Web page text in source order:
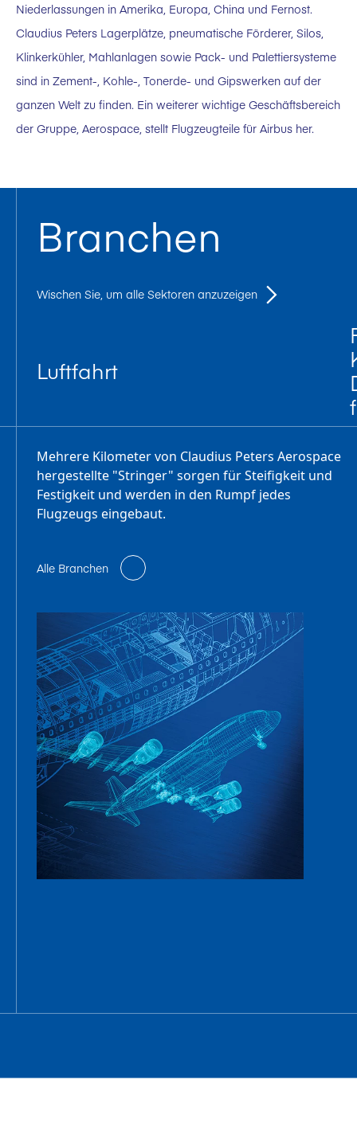
Niederlassungen in Amerika, Europa, China und Fernost.
Claudius Peters Lagerplätze, pneumatische Förderer, Silos,
Klinkerkühler, Mahlanlagen sowie Pack- und Palettiersysteme
sind in Zement-, Kohle-, Tonerde- und Gipswerken auf der
ganzen Welt zu finden. Ein weiterer wichtige Geschäftsbereich
der Gruppe, Aerospace, stellt Flugzeugteile für Airbus her.
Branchen
Wischen Sie, um alle Sektoren anzuzeigen
Luftfahrt
Mehrere Kilometer von Claudius Peters Aerospace
hergestellte "Stringer" sorgen für Steifigkeit und
Festigkeit und werden in den Rumpf jedes
Flugzeugs eingebaut.
Alle Branchen